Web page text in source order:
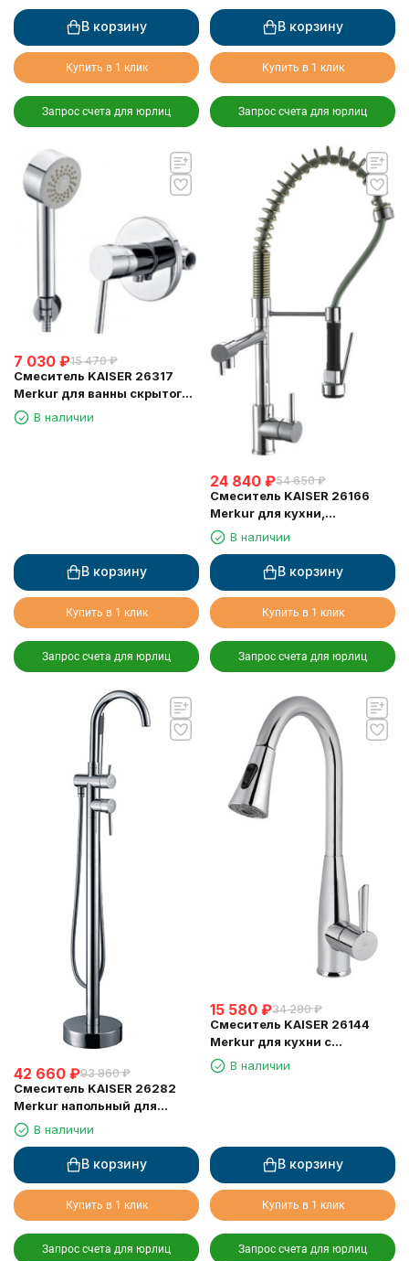
В корзину
Купить в 1 клик
Запрос счета для юрлиц
В корзину
Купить в 1 клик
Запрос счета для юрлиц
7 030 ₽15 470 ₽
Смеситель KAISER 26317
Merkur для ванны скрытого
монтажа
В наличии
В корзину
Купить в 1 клик
Запрос счета для юрлиц
24 840 ₽54 650 ₽
Смеситель KAISER 26166
Merkur для кухни,
поворотный, выдвижной
(шланг 0013)
В наличии
В корзину
Купить в 1 клик
Запрос счета для юрлиц
42 660 ₽93 860 ₽
Смеситель KAISER 26282
Merkur напольный для
ванны, Хром
В наличии
В корзину
Купить в 1 клик
Запрос счета для юрлиц
15 580 ₽34 280 ₽
Смеситель KAISER 26144
Merkur для кухни с
выдвижной лейкой
В наличии
В корзину
Купить в 1 клик
Запрос счета для юрлиц